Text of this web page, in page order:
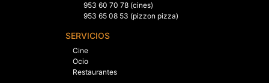
953 60 70 78 (cines)
953 65 08 53 (pizzon pizza)
SERVICIOS
Cine
Ocio
Restaurantes